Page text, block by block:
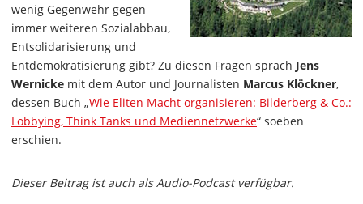
wenig Gegenwehr gegen
immer weiteren Sozialabbau,
Entsolidarisierung und
Entdemokratisierung gibt? Zu diesen Fragen sprach Jens
Wernicke mit dem Autor und Journalisten Marcus Klöckner,
dessen Buch „Wie Eliten Macht organisieren: Bilderberg & Co.:
Lobbying, Think Tanks und Mediennetzwerke“ soeben
erschien.
Dieser Beitrag ist auch als Audio-Podcast verfügbar.